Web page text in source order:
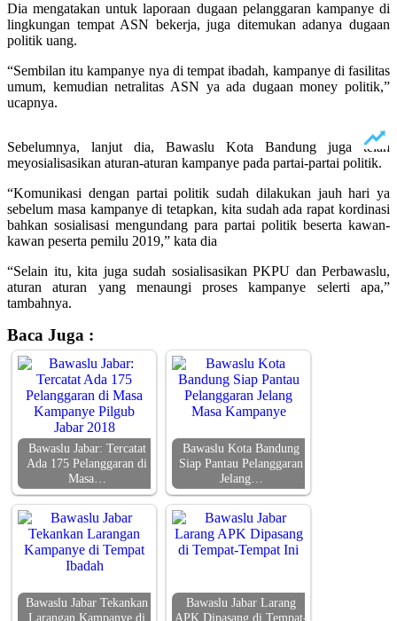
Dia mengatakan untuk laporaan dugaan pelanggaran kampanye di
lingkungan tempat ASN bekerja, juga ditemukan adanya dugaan
politik uang.
“Sembilan itu kampanye nya di tempat ibadah, kampanye di fasilitas
umum, kemudian netralitas ASN ya ada dugaan money politik,”
ucapnya.
Sebelumnya, lanjut dia, Bawaslu Kota Bandung juga telah
meyosialisasikan aturan-aturan kampanye pada partai-partai politik.
“Komunikasi dengan partai politik sudah dilakukan jauh hari ya
sebelum masa kampanye di tetapkan, kita sudah ada rapat kordinasi
bahkan sosialisasi mengundang para partai politik beserta kawan-
kawan peserta pemilu 2019,” kata dia
“Selain itu, kita juga sudah sosialisasikan PKPU dan Perbawaslu,
aturan aturan yang menaungi proses kampanye selerti apa,”
tambahnya.
Baca Juga :
Bawaslu Jabar: Tercatat
Ada 175 Pelanggaran di
Masa…
Bawaslu Kota Bandung
Siap Pantau Pelanggaran
Jelang…
Bawaslu Jabar Tekankan
Larangan Kampanye di
Bawaslu Jabar Larang
APK Dipasang di Tempat-